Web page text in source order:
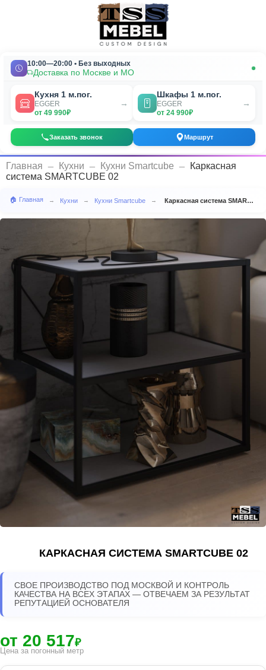
10:00—20:00 • Без выходных
Доставка по Москве и МО
Кухня 1 м.пог.
EGGER
от 49 990₽
→
Шкафы 1 м.пог.
EGGER
от 24 990₽
→
Заказать звонок Маршрут
Главная Кухни Кухни Smartcube
Каркасная
система SMARTCUBE 02
🏠 Главная → Кухни → Кухни Smartcube → Каркасная система SMARTCUBE 02
КАРКАСНАЯ СИСТЕМА SMARTCUBE 02
СВОЕ ПРОИЗВОДСТВО ПОД МОСКВОЙ И КОНТРОЛЬ
КАЧЕСТВА НА ВСЕХ ЭТАПАХ — ОТВЕЧАЕМ ЗА РЕЗУЛЬТАТ
РЕПУТАЦИЕЙ ОСНОВАТЕЛЯ
от 20 517₽
Цена за погонный метр